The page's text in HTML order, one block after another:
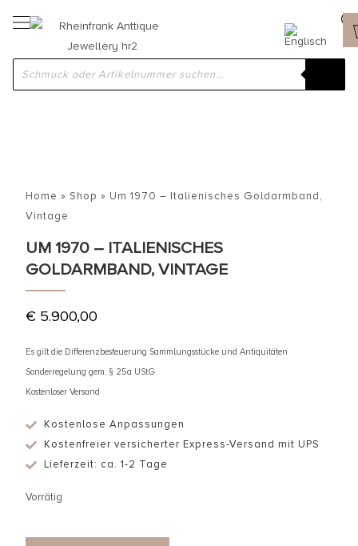
Home » Shop » Um 1970 – Italienisches Goldarmband,
Vintage
UM 1970 – ITALIENISCHES
GOLDARMBAND, VINTAGE
€ 5.900,00
Es gilt die Differenzbesteuerung Sammlungsstücke und Antiquitäten
Sonderregelung gem. § 25a UStG
Kostenloser Versand
Kostenlose Anpassungen
Kostenfreier versicherter Express-Versand mit UPS
Lieferzeit: ca. 1-2 Tage
Vorrätig